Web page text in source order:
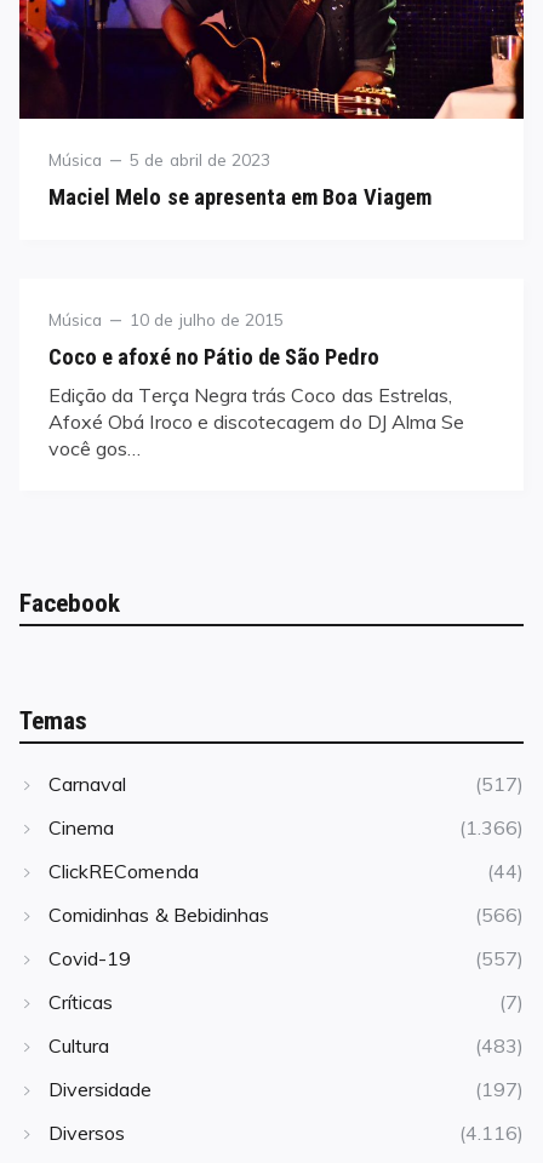
Category
Música
Posted
5 de abril de 2023
Maciel Melo se apresenta em Boa Viagem
Category
Música
Posted
10 de julho de 2015
Coco e afoxé no Pátio de São Pedro
Edição da Terça Negra trás Coco das Estrelas,
Afoxé Obá Iroco e discotecagem do DJ Alma Se
você gos…
Facebook
Temas
Carnaval
(517)
Cinema
(1.366)
ClickREComenda
(44)
Comidinhas & Bebidinhas
(566)
Covid-19
(557)
Críticas
(7)
Cultura
(483)
Diversidade
(197)
Diversos
(4.116)